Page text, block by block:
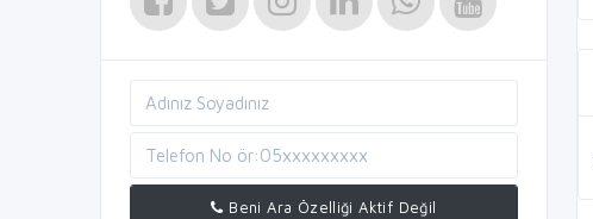
Beni Ara Özelliği Aktif Değil